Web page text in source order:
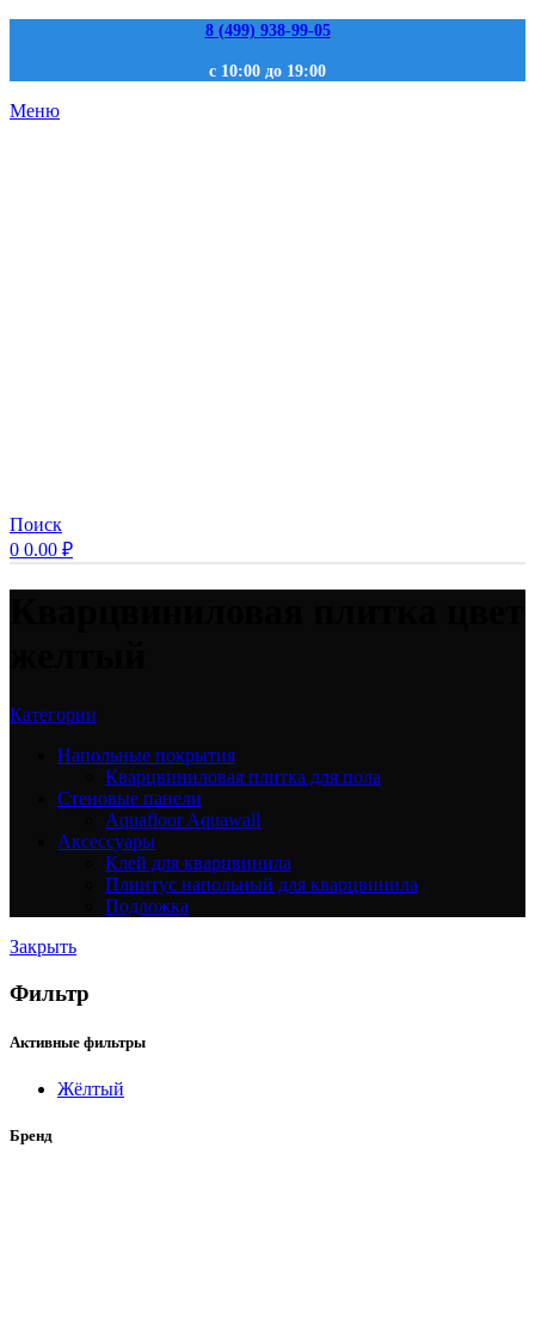
8 (499) 938-99-05
с 10:00 до 19:00
Меню
Поиск
0 0.00 ₽
Категории
Напольные покрытия
Кварцвиниловая плитка для пола
Стеновые панели
Aquafloor Aquawall
Аксессуары
Клей для кварцвинила
Плинтус напольный для кварцвинила
Подложка
Закрыть
Фильтр
Активные фильтры
Жёлтый
Бренд